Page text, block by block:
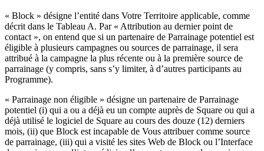
Beauté
Services professionnels
Solutions d'affaires
Produits
Paiements
Clients
« Block » désigne l’entité dans Votre Territoire applicable, comme
décrit dans le Tableau A. Par « Attribution au dernier point de
contact », on entend que si un partenaire de Parrainage potentiel est
éligible à plusieurs campagnes ou sources de parrainage, il sera
attribué à la campagne la plus récente ou à la première source de
parrainage (y compris, sans s’y limiter, à d’autres participants au
Programme).
« Parrainage non éligible » désigne un partenaire de Parrainage
potentiel (i) qui a ou a déjà eu un compte auprès de Square ou qui a
déjà utilisé le logiciel de Square au cours des douze (12) derniers
mois, (ii) que Block est incapable de Vous attribuer comme source
de parrainage, (iii) qui a visité les sites Web de Block ou l’Interface